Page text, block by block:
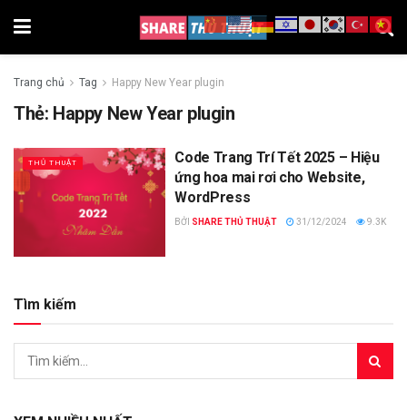
Trang chủ Tag Happy New Year plugin
Thẻ: Happy New Year plugin
THỦ THUẬT
Code Trang Trí Tết 2025 – Hiệu
ứng hoa mai rơi cho Website,
WordPress
BỞI SHARE THỦ THUẬT 31/12/2024 9.3K
Tìm kiếm